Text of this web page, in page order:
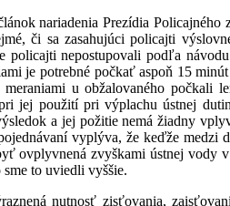
nariadenia Prezídia
či sa zasahujúci policajti
policajti nepostupovali podľa
je potrebné počkať aspoň 15
u obžalovaného počkali
jej použití pri výplachu ústnej
a jej požitie nemá žiadny
vyplýva, že keďže medzi
ovplyvnená zvyškami ústnej vody
to uviedli vyššie.
nutnosť zisťovania,